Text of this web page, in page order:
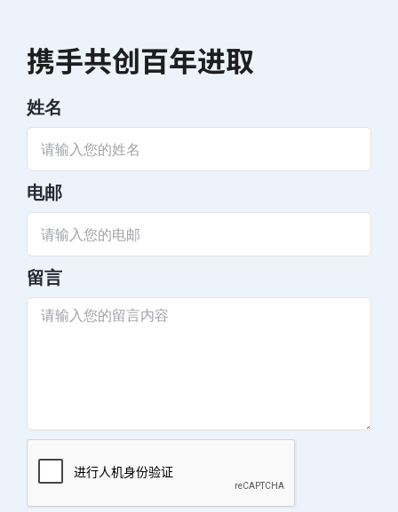
携手共创百年进取
姓名
电邮
留言